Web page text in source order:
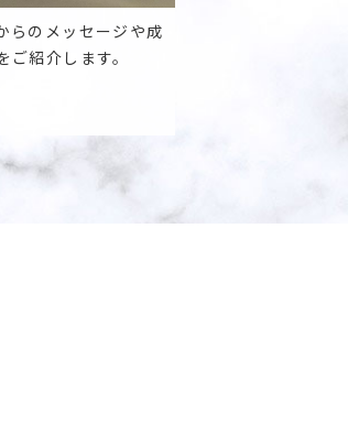
らのメッセージや成
紹介します。